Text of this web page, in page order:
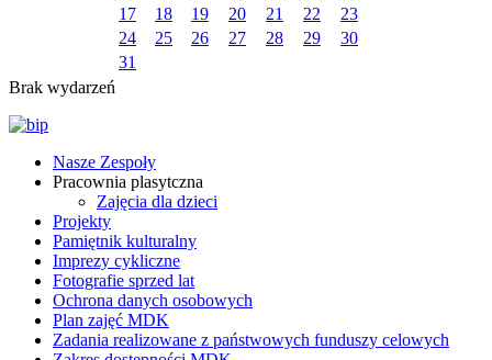
17
18 19 20 21 22
23
24
25 26 27 28 29
30
31
Brak wydarzeń
Nasze Zespoły
Pracownia plasytczna
Zajęcia dla dzieci
Projekty
Pamiętnik kulturalny
Imprezy cykliczne
Fotografie sprzed lat
Ochrona danych osobowych
Plan zajęć MDK
Zadania realizowane z państwowych funduszy celowych